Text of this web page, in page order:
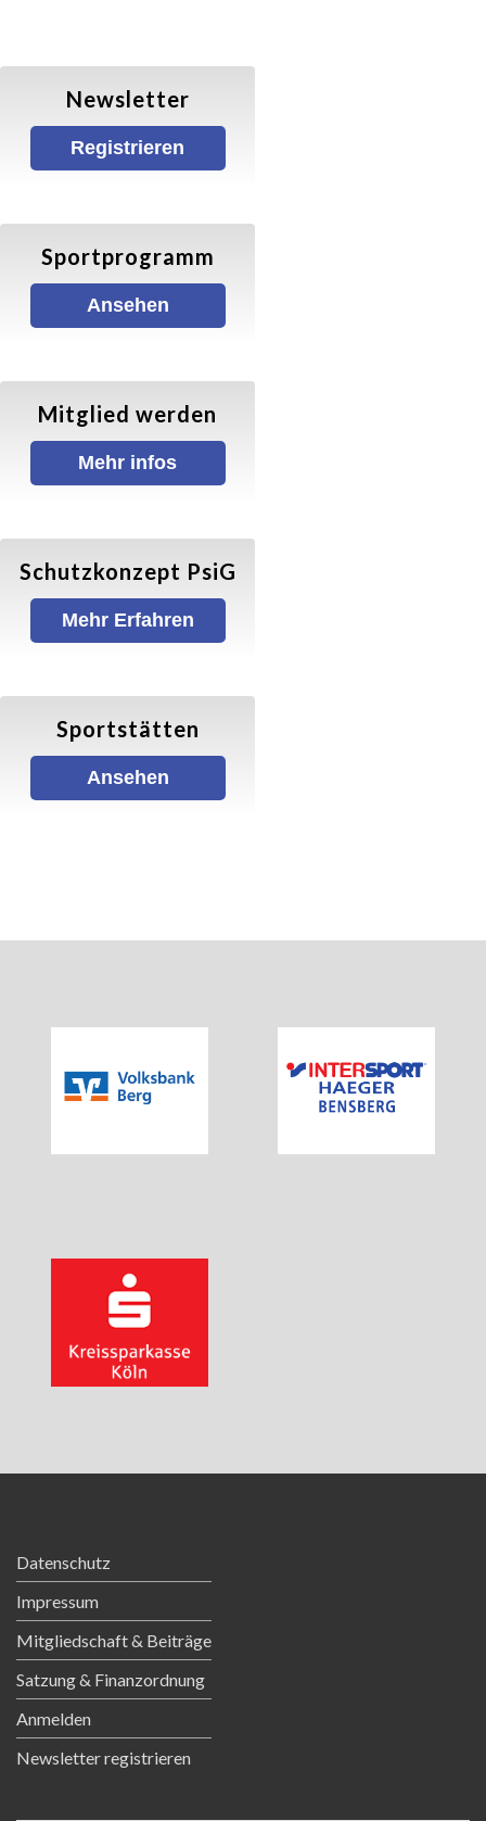
Walking
Walking (Allgemein)
Ball- und Rollsportarten
Hallenfußball
Inliner-Hockey
Inliner
Rückschlagspiele
Jumping
Newsletter registrieren
NEUIGKEITEN
Newsletter
Registrieren
Sportprogramm
Ansehen
Mitglied werden
Mehr infos
Schutzkonzept PsiG
Mehr Erfahren
Sportstätten
Ansehen
Datenschutz
Impressum
Mitgliedschaft & Beiträge
Satzung & Finanzordnung
Anmelden
Newsletter registrieren